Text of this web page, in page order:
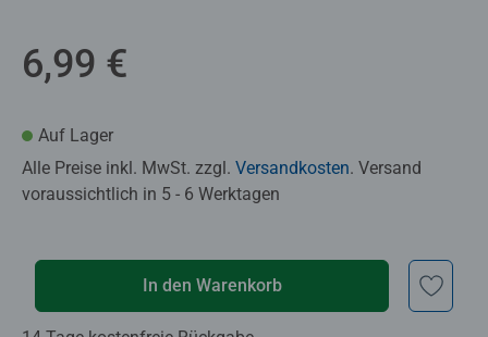
6,99 €
Auf Lager
Alle Preise inkl. MwSt. zzgl. Versandkosten. Versand
voraussichtlich in 5 - 6 Werktagen
In den Warenkorb